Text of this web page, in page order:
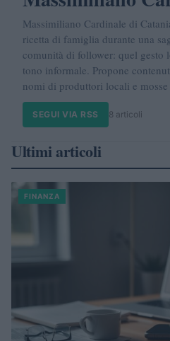
Massimiliano Cardinale di
ricetta di famiglia durante una
comunità di follower: quel gesto
tono informale. Propone
nomi di produttori locali e mosse
SEGUI VIA RSS 8 articoli
Ultimi articoli
FINANZA